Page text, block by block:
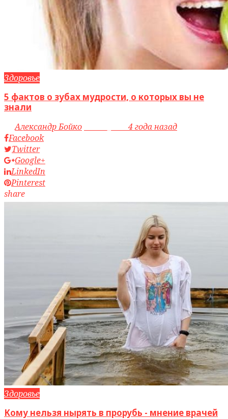
Здоровье
5 фактов о зубах мудрости, о которых вы не
знали
byАлександр Бойко
4 года назад
Facebook
Twitter
Google+
LinkedIn
Pinterest
share
Здоровье
Кому нельзя нырять в прорубь - мнение врачей